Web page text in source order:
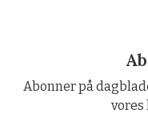
Abonner på
vores